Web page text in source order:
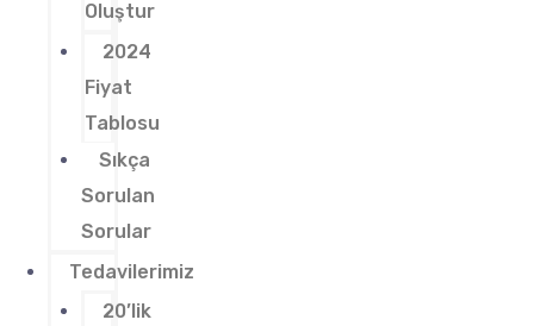
Oluştur
2024
Fiyat
Tablosu
Sıkça
Sorulan
Sorular
Tedavilerimiz
20’lik